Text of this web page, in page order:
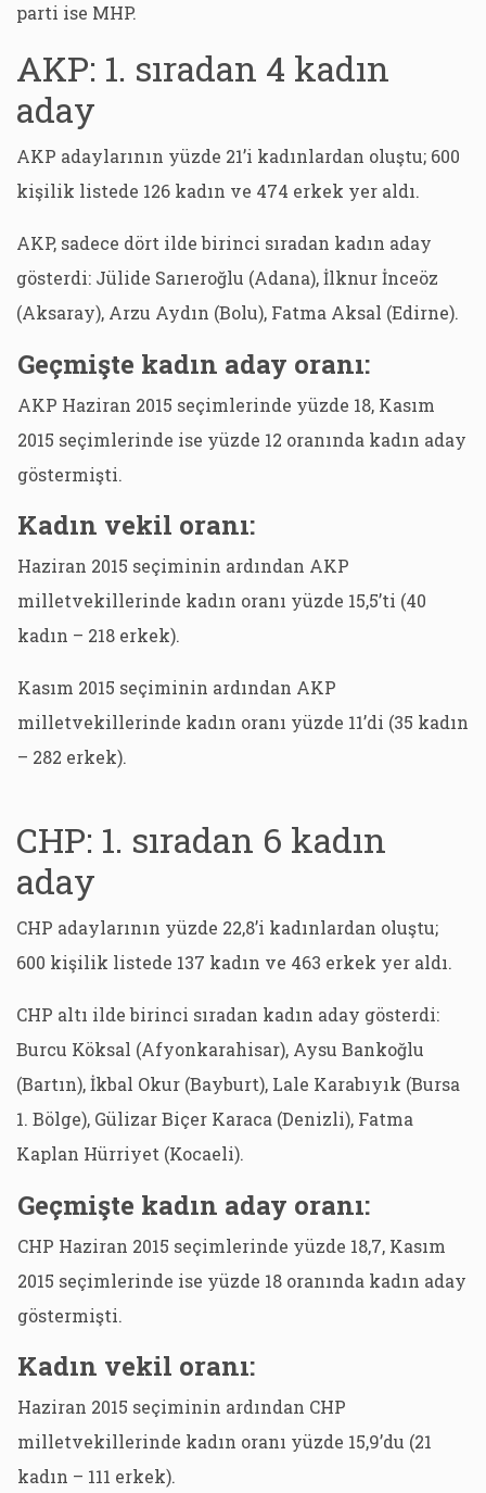
parti ise MHP.
AKP: 1. sıradan 4 kadın
aday
AKP adaylarının yüzde 21’i kadınlardan oluştu; 600
kişilik listede 126 kadın ve 474 erkek yer aldı.
AKP, sadece dört ilde birinci sıradan kadın aday
gösterdi: Jülide Sarıeroğlu (Adana), İlknur İnceöz
(Aksaray), Arzu Aydın (Bolu), Fatma Aksal (Edirne).
Geçmişte kadın aday oranı:
AKP Haziran 2015 seçimlerinde yüzde 18, Kasım
2015 seçimlerinde ise yüzde 12 oranında kadın aday
göstermişti.
Kadın vekil oranı:
Haziran 2015 seçiminin ardından AKP
milletvekillerinde kadın oranı yüzde 15,5’ti (40
kadın – 218 erkek).
Kasım 2015 seçiminin ardından AKP
milletvekillerinde kadın oranı yüzde 11’di (35 kadın
– 282 erkek).
CHP: 1. sıradan 6 kadın
aday
CHP adaylarının yüzde 22,8’i kadınlardan oluştu;
600 kişilik listede 137 kadın ve 463 erkek yer aldı.
CHP altı ilde birinci sıradan kadın aday gösterdi:
Burcu Köksal (Afyonkarahisar), Aysu Bankoğlu
(Bartın), İkbal Okur (Bayburt), Lale Karabıyık (Bursa
1. Bölge), Gülizar Biçer Karaca (Denizli), Fatma
Kaplan Hürriyet (Kocaeli).
Geçmişte kadın aday oranı:
CHP Haziran 2015 seçimlerinde yüzde 18,7, Kasım
2015 seçimlerinde ise yüzde 18 oranında kadın aday
göstermişti.
Kadın vekil oranı:
Haziran 2015 seçiminin ardından CHP
milletvekillerinde kadın oranı yüzde 15,9’du (21
kadın – 111 erkek).